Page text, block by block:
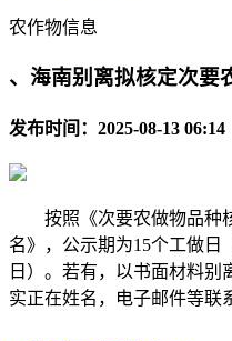
农作物信息
、海南别离拟核定次要
发布时间：2025-08-13 06:14
按照《次要农做物品种
名》，公示期为15个工做日
日）。若有，以书面材料别
实正在姓名，电子邮件等联